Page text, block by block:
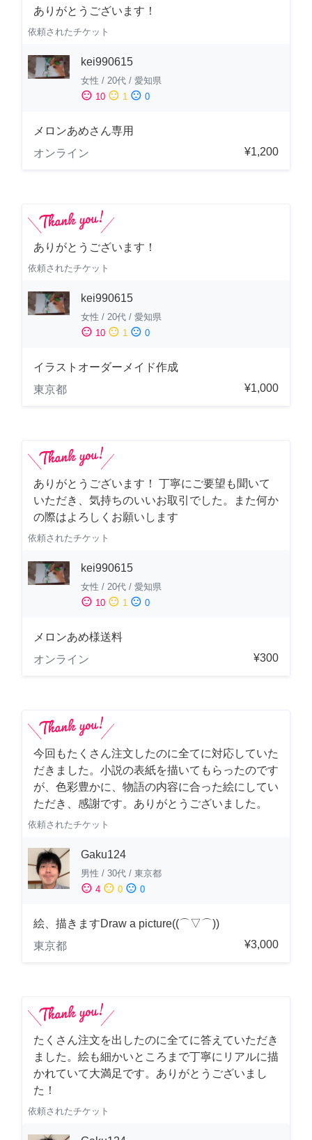
ありがとうございます！
依頼されたチケット
kei990615
女性 / 20代 / 愛知県
sentiment_satisfied 10 sentiment_neutral 1 sentiment_dissatisfied 0
メロンあめさん専用
オンライン
¥1,200
ありがとうございます！
依頼されたチケット
kei990615
女性 / 20代 / 愛知県
sentiment_satisfied 10 sentiment_neutral 1 sentiment_dissatisfied 0
イラストオーダーメイド作成
東京都
¥1,000
ありがとうございます！ 丁寧にご要望も聞いて
いただき、気持ちのいいお取引でした。また何か
の際はよろしくお願いします
依頼されたチケット
kei990615
女性 / 20代 / 愛知県
sentiment_satisfied 10 sentiment_neutral 1 sentiment_dissatisfied 0
メロンあめ様送料
オンライン
¥300
今回もたくさん注文したのに全てに対応していた
だきました。小説の表紙を描いてもらったのです
が、色彩豊かに、物語の内容に合った絵にしてい
ただき、感謝です。ありがとうございました。
依頼されたチケット
Gaku124
男性 / 30代 / 東京都
sentiment_satisfied 4 sentiment_neutral 0 sentiment_dissatisfied 0
絵、描きますDraw a picture((⌒▽⌒))
東京都
¥3,000
たくさん注文を出したのに全てに答えていただき
ました。絵も細かいところまで丁寧にリアルに描
かれていて大満足です。ありがとうございまし
た！
依頼されたチケット